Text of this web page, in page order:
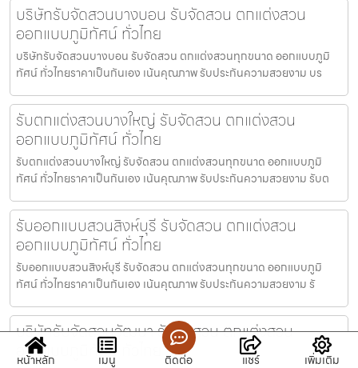
บริษัทรับจัดสวนบางบอน รับจัดสวน ตกแต่งสวน
ออกแบบภูมิทัศน์ ทั่วไทย
บริษัทรับจัดสวนบางบอน รับจัดสวน ตกแต่งสวนทุกขนาด ออกแบบภูมิ
ทัศน์ ทั่วไทยราคาเป็นกันเอง เน้นคุณภาพ รับประกันความสวยงาม บร
รับตกแต่งสวนบางใหญ่ รับจัดสวน ตกแต่งสวน
ออกแบบภูมิทัศน์ ทั่วไทย
รับตกแต่งสวนบางใหญ่ รับจัดสวน ตกแต่งสวนทุกขนาด ออกแบบภูมิ
ทัศน์ ทั่วไทยราคาเป็นกันเอง เน้นคุณภาพ รับประกันความสวยงาม รับต
รับออกแบบสวนสิงห์บุรี รับจัดสวน ตกแต่งสวน
ออกแบบภูมิทัศน์ ทั่วไทย
รับออกแบบสวนสิงห์บุรี รับจัดสวน ตกแต่งสวนทุกขนาด ออกแบบภูมิ
ทัศน์ ทั่วไทยราคาเป็นกันเอง เน้นคุณภาพ รับประกันความสวยงาม รั
บริษัทรับจัดสวนวัฒนา รับจัดสวน ตกแต่งสวน
ออกแบบภูมิทัศน์ ทั่วไทย
หน้าหลัก เมนู ติดต่อ แชร์ เพิ่มเติม